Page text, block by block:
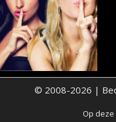
© 2008-2026 |
Op